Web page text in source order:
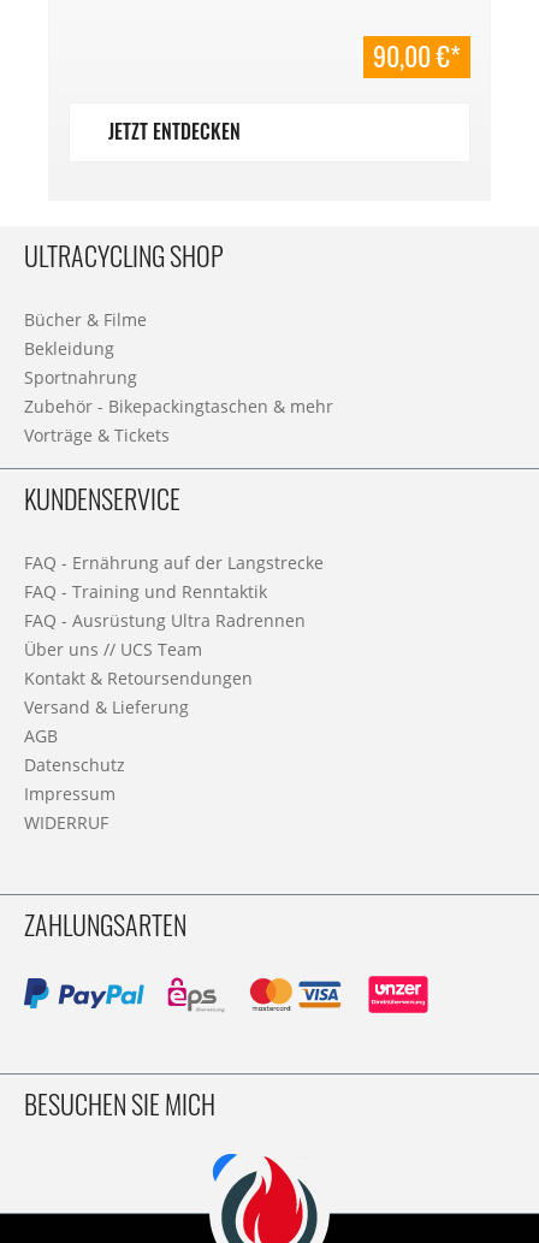
90,00 €*
JETZT ENTDECKEN
ULTRACYCLING SHOP
Bücher & Filme
Bekleidung
Sportnahrung
Zubehör - Bikepackingtaschen & mehr
Vorträge & Tickets
KUNDENSERVICE
FAQ - Ernährung auf der Langstrecke
FAQ - Training und Renntaktik
FAQ - Ausrüstung Ultra Radrennen
Über uns // UCS Team
Kontakt & Retoursendungen
Versand & Lieferung
AGB
Datenschutz
Impressum
WIDERRUF
ZAHLUNGSARTEN
BESUCHEN SIE MICH